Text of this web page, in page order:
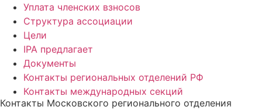
Уплата членских взносов
Структура ассоциации
Цели
IPA предлагает
Документы
Контакты региональных отделений РФ
Контакты международных секций
Контакты Московского регионального отделения